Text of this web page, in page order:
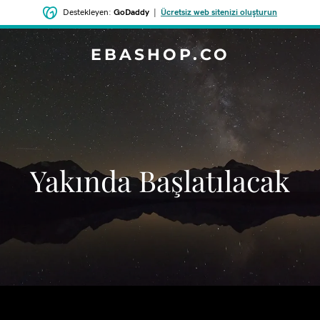
Destekleyen: GoDaddy Ücretsiz web sitenizi oluşturun
EBASHOP.CO
‌Yakında Başlatılacak